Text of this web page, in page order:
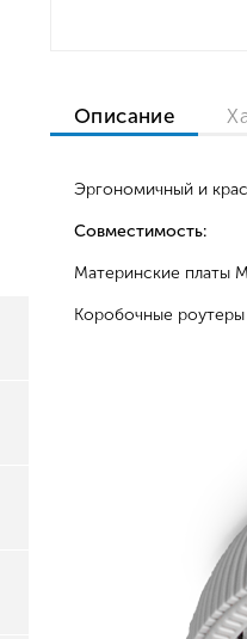
Описание
Эргономичный и
Совместимость:
Материнские платы
Коробочные